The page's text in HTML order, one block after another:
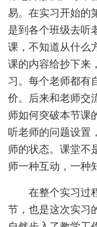
易。在实习开始的
是到各个班级去听
课，不知道从什么
课的内容给抄下来
习。每个老师都有
价。后来和老师交
师如何突破本节课
听老师的问题设置
师的状态。课堂不
师一种互动，一种
在整个实习过程
节，也是这次实习